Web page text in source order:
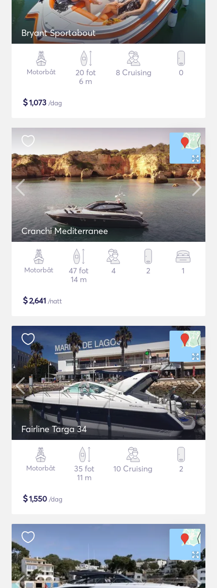
Bryant Sportabout
Motorbåt
20 fot
6 m
8 Cruising 0
$1,073 /dag
Cranchi Mediterranee
Motorbåt
47 fot
14 m
4 2 1
$2,641 /natt
Fairline Targa 34
Motorbåt
35 fot
11 m
10 Cruising 2
$1,550 /dag